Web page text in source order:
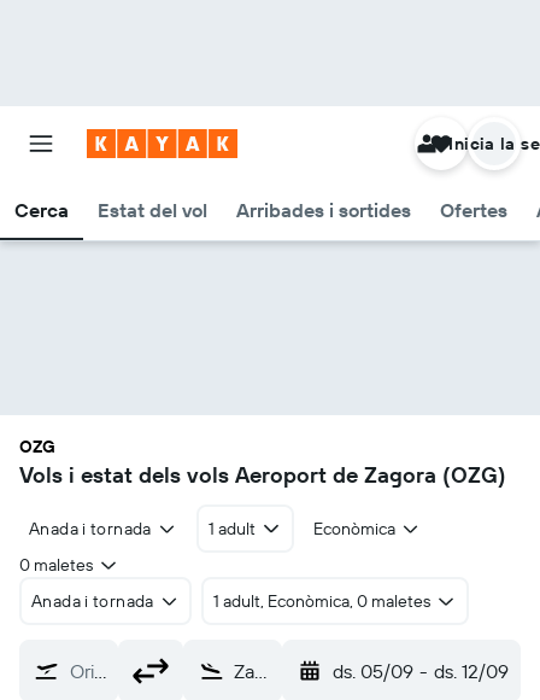
Cerca Estat del vol Arribades i sortides Ofertes
Inicia la
OZG
Vols i estat dels vols Aeroport de Zagora (OZG)
Anada i tornada 1 adult
Econòmica
0 maletes
Anada i tornada
1 adult, Econòmica, 0 maletes
Origen? Zagora (OZG) ds. 05/09 - ds. 12/09